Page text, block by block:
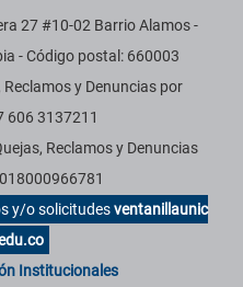
27 #10-02 Barrio Alamos -
- Código postal: 660003
y Denuncias por
606 3137211
Reclamos y Denuncias
y/o solicitudesventanillaunic
Institucionales